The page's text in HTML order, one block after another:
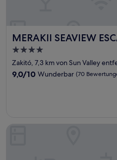
MERAKII SEAVIEW
MERAKII SEAVIEW ESCAPE
4.0-
Sterne-
Unterkunft
Zakitó, 7,3 km von Sun Valley
9.0
9,0/10 Wunderbar (70
Elements Hotel & Shops